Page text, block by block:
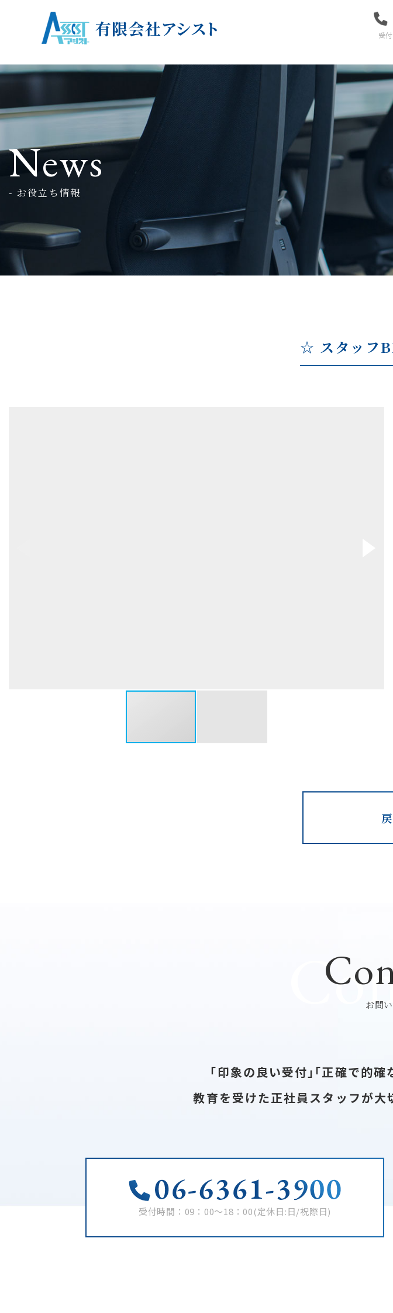
受
News
- お役立ち情報
☆ スタッフ
お問
｢印象の良い受付｣｢正確で的確
教育を受けた正社員スタッフが大
受付時間：09：00～18：00(定休日:日/祝際日)